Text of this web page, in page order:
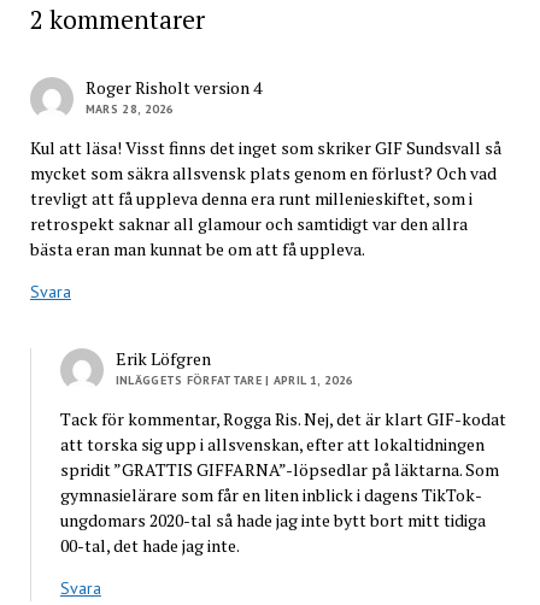
2 kommentarer
Roger Risholt version 4
MARS 28, 2026
Kul att läsa! Visst finns det inget som skriker GIF Sundsvall så
mycket som säkra allsvensk plats genom en förlust? Och vad
trevligt att få uppleva denna era runt millenieskiftet, som i
retrospekt saknar all glamour och samtidigt var den allra
bästa eran man kunnat be om att få uppleva.
Svara
Erik Löfgren
INLÄGGETS FÖRFATTARE| APRIL 1, 2026
Tack för kommentar, Rogga Ris. Nej, det är klart GIF-kodat
att torska sig upp i allsvenskan, efter att lokaltidningen
spridit ”GRATTIS GIFFARNA”-löpsedlar på läktarna. Som
gymnasielärare som får en liten inblick i dagens TikTok-
ungdomars 2020-tal så hade jag inte bytt bort mitt tidiga
00-tal, det hade jag inte.
Svara